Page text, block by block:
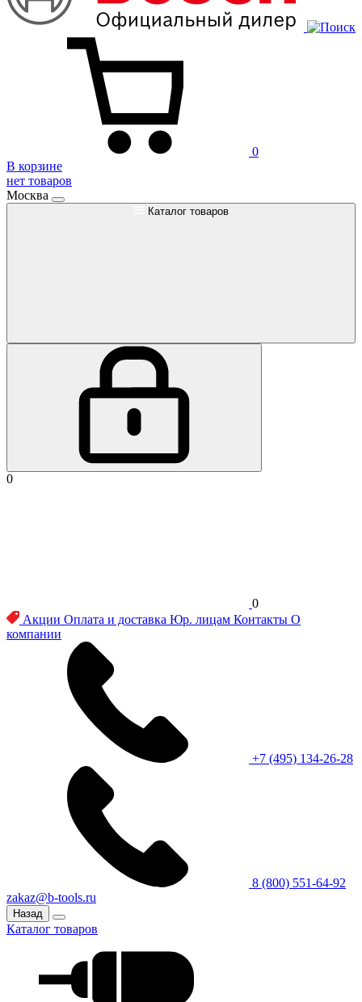
0
В корзине
нет товаров
Москва
Каталог товаров
0
0
Акции Оплата и доставка Юр. лицам Контакты О
компании
+7 (495) 134-26-28
8 (800) 551-64-92
zakaz@b-tools.ru
Назад
Каталог товаров